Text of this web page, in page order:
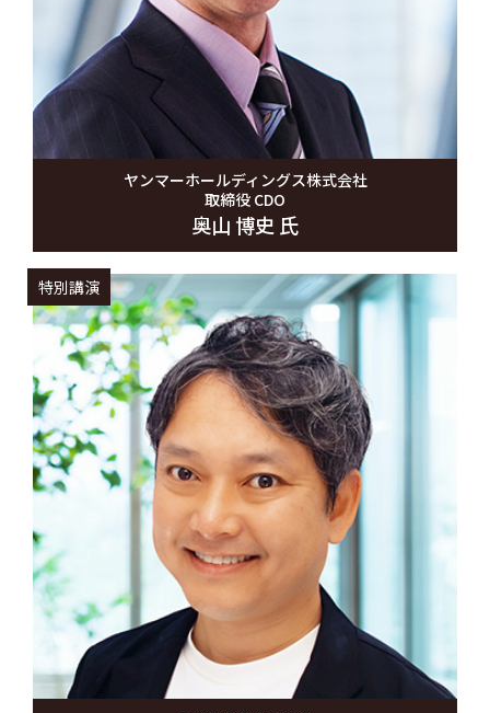
ヤンマーホールディングス株式会社
取締役 CDO
奥山 博史 氏
特別講演